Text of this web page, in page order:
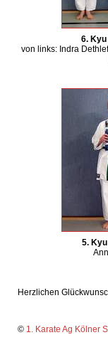
6.
von links: Indra
5.
Herzlichen
© 1. Karate Ag Kölner